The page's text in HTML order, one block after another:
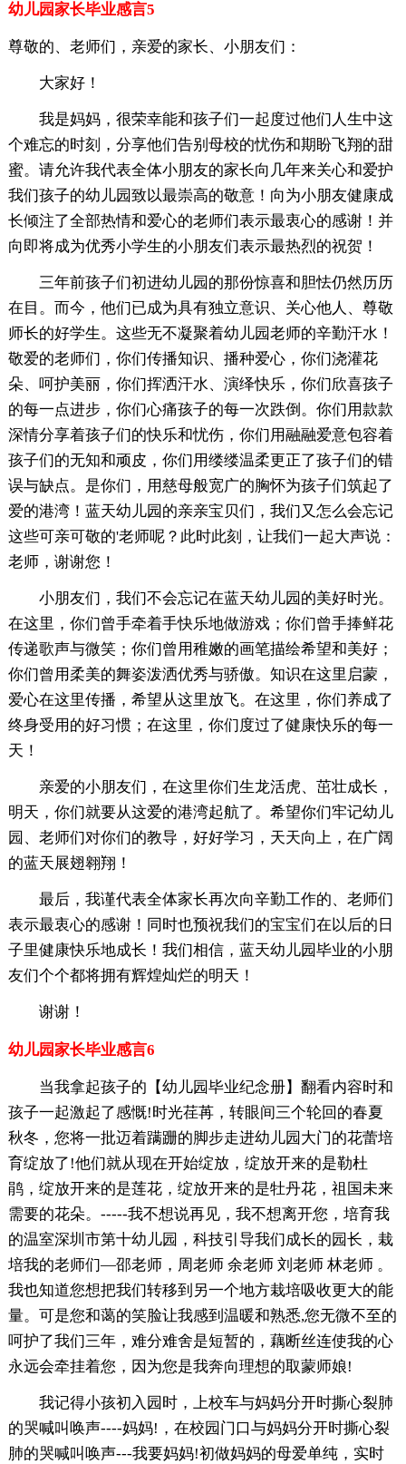
幼儿园家长毕业感言5
尊敬的、老师们，亲爱的家长、小朋友们：
大家好！
我是妈妈，很荣幸能和孩子们一起度过他们人生中这
个难忘的时刻，分享他们告别母校的忧伤和期盼飞翔的甜
蜜。请允许我代表全体小朋友的家长向几年来关心和爱护
我们孩子的幼儿园致以最崇高的敬意！向为小朋友健康成
长倾注了全部热情和爱心的老师们表示最衷心的感谢！并
向即将成为优秀小学生的小朋友们表示最热烈的祝贺！
三年前孩子们初进幼儿园的那份惊喜和胆怯仍然历历
在目。而今，他们已成为具有独立意识、关心他人、尊敬
师长的好学生。这些无不凝聚着幼儿园老师的辛勤汗水！
敬爱的老师们，你们传播知识、播种爱心，你们浇灌花
朵、呵护美丽，你们挥洒汗水、演绎快乐，你们欣喜孩子
的每一点进步，你们心痛孩子的每一次跌倒。你们用款款
深情分享着孩子们的快乐和忧伤，你们用融融爱意包容着
孩子们的无知和顽皮，你们用缕缕温柔更正了孩子们的错
误与缺点。是你们，用慈母般宽广的胸怀为孩子们筑起了
爱的港湾！蓝天幼儿园的亲亲宝贝们，我们又怎么会忘记
这些可亲可敬的'老师呢？此时此刻，让我们一起大声说：
老师，谢谢您！
小朋友们，我们不会忘记在蓝天幼儿园的美好时光。
在这里，你们曾手牵着手快乐地做游戏；你们曾手捧鲜花
传递歌声与微笑；你们曾用稚嫩的画笔描绘希望和美好；
你们曾用柔美的舞姿泼洒优秀与骄傲。知识在这里启蒙，
爱心在这里传播，希望从这里放飞。在这里，你们养成了
终身受用的好习惯；在这里，你们度过了健康快乐的每一
天！
亲爱的小朋友们，在这里你们生龙活虎、茁壮成长，
明天，你们就要从这爱的港湾起航了。希望你们牢记幼儿
园、老师们对你们的教导，好好学习，天天向上，在广阔
的蓝天展翅翱翔！
最后，我谨代表全体家长再次向辛勤工作的、老师们
表示最衷心的感谢！同时也预祝我们的宝宝们在以后的日
子里健康快乐地成长！我们相信，蓝天幼儿园毕业的小朋
友们个个都将拥有辉煌灿烂的明天！
谢谢！
幼儿园家长毕业感言6
当我拿起孩子的【幼儿园毕业纪念册】翻看内容时和
孩子一起激起了感慨!时光荏苒，转眼间三个轮回的春夏
秋冬，您将一批迈着蹒跚的脚步走进幼儿园大门的花蕾培
育绽放了!他们就从现在开始绽放，绽放开来的是勒杜
鹃，绽放开来的是莲花，绽放开来的是牡丹花，祖国未来
需要的花朵。-----我不想说再见，我不想离开您，培育我
的温室深圳市第十幼儿园，科技引导我们成长的园长，栽
培我的老师们—邵老师，周老师 余老师 刘老师 林老师 。
我也知道您想把我们转移到另一个地方栽培吸收更大的能
量。可是您和蔼的笑脸让我感到温暖和熟悉,您无微不至的
呵护了我们三年，难分难舍是短暂的，藕断丝连使我的心
永远会牵挂着您，因为您是我奔向理想的取蒙师娘!
我记得小孩初入园时，上校车与妈妈分开时撕心裂肺
的哭喊叫唤声----妈妈!，在校园门口与妈妈分开时撕心裂
肺的哭喊叫唤声---我要妈妈!初做妈妈的母爱单纯，实时